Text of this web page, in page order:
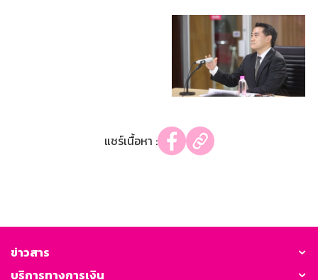
แชร์เนื้อหา :
ข่าวสาร
บริการทางการเงิน